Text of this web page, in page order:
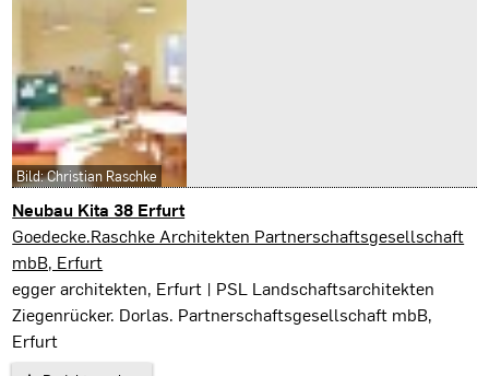
Neubau Kita 38 Erfurt
Erfurt
Goedecke.Raschke Architekten Partnerschaftsgesellschaft
mbB, Erfurt
egger architekten, Erfurt | PSL Landschaftsarchitekten
Ziegenrücker. Dorlas. Partnerschaftsgesellschaft mbB,
Erfurt
Bild: Christian Raschke